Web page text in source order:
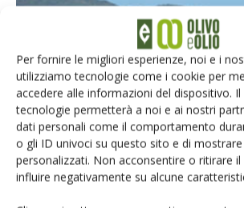
Per fornire le migliori esperienze, noi e i
utilizziamo tecnologie come i cookie per
accedere alle informazioni del dispositivo.
tecnologie permetterà a noi e ai nostri
dati personali come il comportamento
o gli ID univoci su questo sito e di
personalizzati. Non acconsentire o ritirare
influire negativamente su alcune
OLIVETO E FRANTOIO
Storia e cultura olivicola
centrale